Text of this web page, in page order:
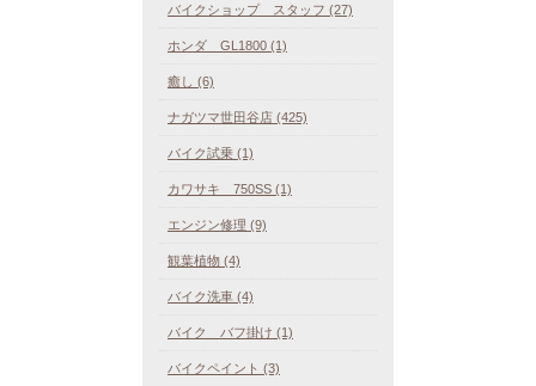
バイクショップ スタッフ (27)
ホンダ GL1800 (1)
癒し (6)
ナガツマ世田谷店 (425)
バイク試乗 (1)
カワサキ 750SS (1)
エンジン修理 (9)
観葉植物 (4)
バイク洗車 (4)
バイク バフ掛け (1)
バイクペイント (3)